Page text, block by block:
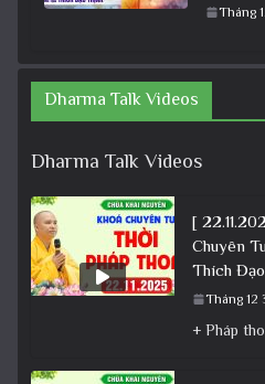
Tháng
Dharma Talk Videos
Dharma Talk Videos
[
Chuyên
Thích
Tháng 12